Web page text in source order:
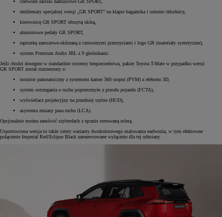
czerwone zaciski hamulcowe GR SPORT,
emblematy specjalnej wersji „GR SPORT” na klapie bagażnika i osłonie chłodnicy,
kierownicę GR SPORT obszytą skórą,
aluminiowe pedały GR SPORT,
tapicerkę zamszowo-skórzaną z czerwonymi przeszyciami i logo GR (materiały syntetyczne),
system Premium Audio JBL z 9 głośnikami.
Jeśli chodzi dostępne w standardzie systemy bezpieczeństwa, pakiet Toyota T-Mate w przypadku wersji
GR SPORT został rozszerzony o:
monitor panoramiczny z systemem kamer 360 stopni (PVM) z efektem 3D,
system ostrzegania o ruchu poprzecznym z przodu pojazdu (FCTA),
wyświetlacz projekcyjny na przedniej szybie (HUD),
asystenta zmiany pasa ruchu (LCA).
Opcjonalnie można zamówić szyberdach z ręcznie sterowaną roletą.
Usportowiona wersja to także cztery warianty dwukolorowego malowania nadwozia, w tym efektowne
połączenie Imperial Red/Eclipse Black zarezerwowane wyłącznie dla tej odmiany.